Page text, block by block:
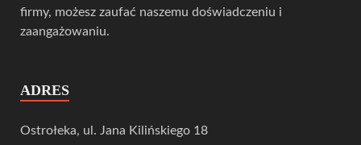
firmy, możesz zaufać naszemu doświadczeniu i
zaangażowaniu.
ADRES
Ostrołeka, ul. Jana Kilińskiego 18